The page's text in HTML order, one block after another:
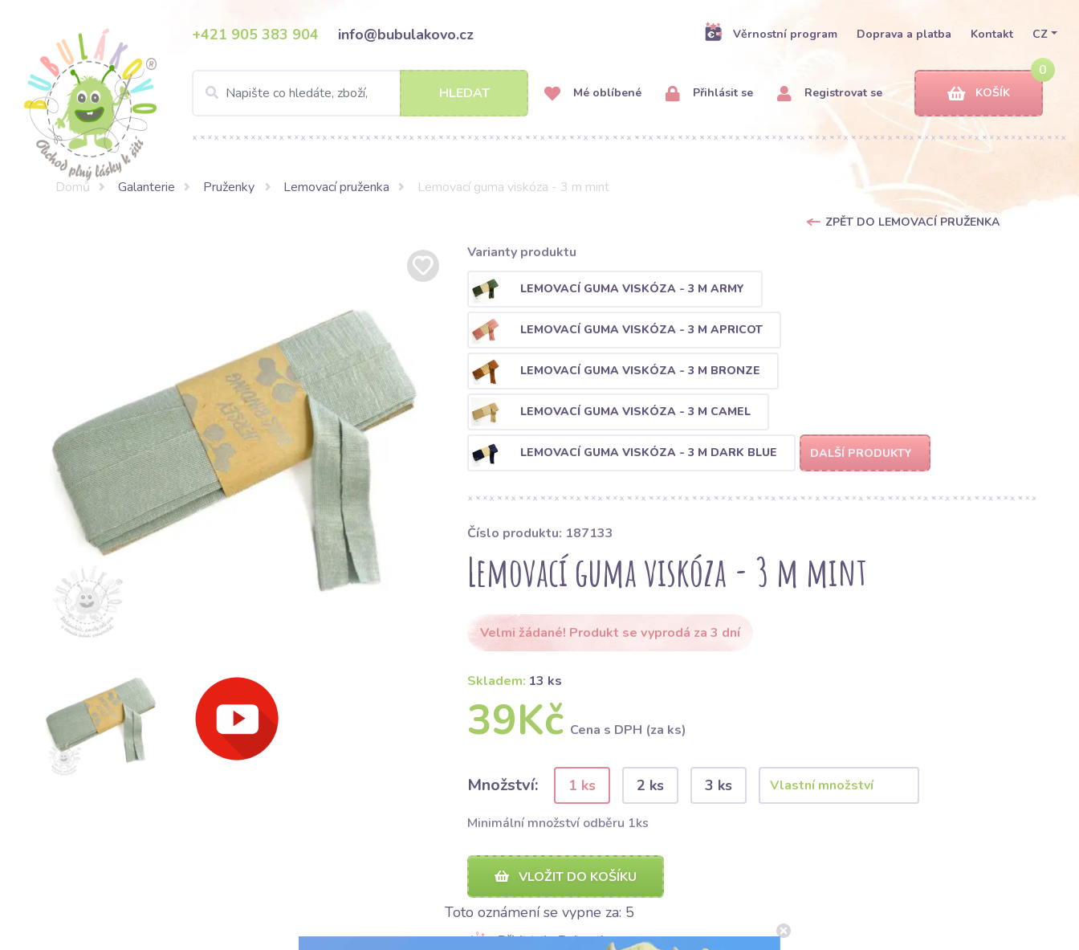
+421 905 383 904 info@bubulakovo.cz Věrnostní program Doprava a platba Kontakt CZ
HLEDAT Mé oblíbené Přihlásit se Registrovat se
0
KOŠÍK
Domů Galanterie Pruženky Lemovací pruženka Lemovací guma viskóza - 3 m mint
ZPĚT DO LEMOVACÍ PRUŽENKA
Varianty produktu
LEMOVACÍ GUMA VISKÓZA - 3 M ARMY
LEMOVACÍ GUMA VISKÓZA - 3 M APRICOT
LEMOVACÍ GUMA VISKÓZA - 3 M BRONZE
LEMOVACÍ GUMA VISKÓZA - 3 M CAMEL
LEMOVACÍ GUMA VISKÓZA - 3 M DARK BLUE DALŠÍ PRODUKTY
Číslo produktu: 187133
Lemovací guma viskóza - 3 m mint
Velmi žádané! Produkt se vyprodá za 3 dní
Skladem: 13 ks
39Kč Cena s DPH (za ks)
Množství: 1 ks 2 ks 3 ks
Minimální množství odběru 1ks
VLOŽIT DO KOŠÍKU
Přidat do Bubumix-u
Toto oznámení se vypne za: 4